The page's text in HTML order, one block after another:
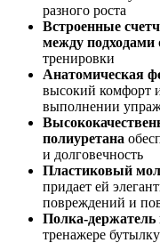
разного роста
Встроенные
между подходами
тренировки
Анатомическая
высокий комфорт
выполнении
полиуретана
и долговечность
Пластиковый
придает ей
повреждений и
Полка-держатель
тренажере